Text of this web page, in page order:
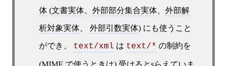
体(文書実体、 外部部分集合実体、 外部解
析対象実体、 外部引数実体) にも使うこと
ができ、 text/xml は text/* の制約を